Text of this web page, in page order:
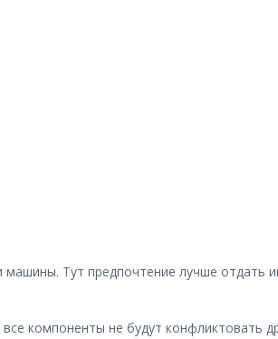
машины. Тут предпочтение лучше
компоненты не будут конфликтовать